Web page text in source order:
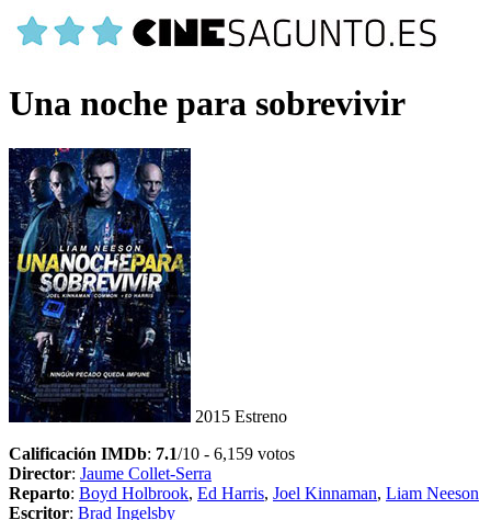
Una noche para sobrevivir
2015 Estreno
Calificación IMDb: 7.1/10 - 6,159 votos
Director: Jaume Collet-Serra
Reparto: Boyd Holbrook, Ed Harris, Joel Kinnaman, Liam Neeson
Escritor: Brad Ingelsby